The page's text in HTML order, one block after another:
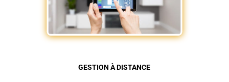
GESTION À DISTANCE